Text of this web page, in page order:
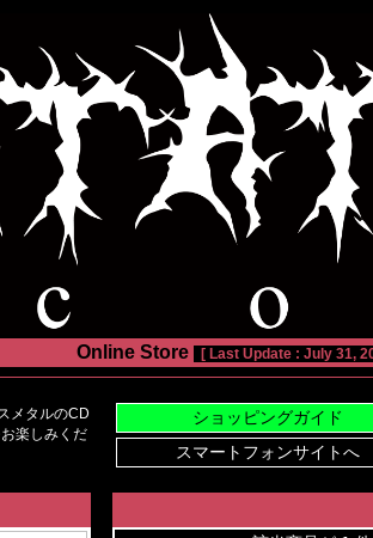
Online Store [ Last Update : July 31,
メタルのCD
楽しみくだ